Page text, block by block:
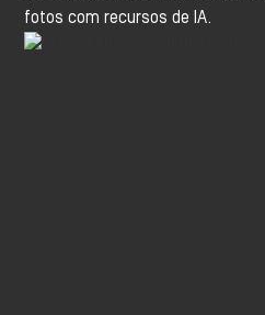
fotos com recursos de IA.